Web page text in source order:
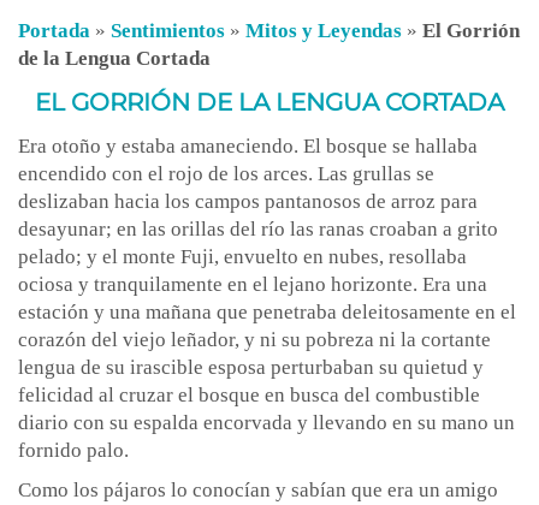
Portada » Sentimientos » Mitos y Leyendas » El Gorrión
de la Lengua Cortada
EL GORRIÓN DE LA LENGUA CORTADA
Era otoño y estaba amaneciendo. El bosque se hallaba
encendido con el rojo de los arces. Las grullas se
deslizaban hacia los campos pantanosos de arroz para
desayunar; en las orillas del río las ranas croaban a grito
pelado; y el monte Fuji, envuelto en nubes, resollaba
ociosa y tranquilamente en el lejano horizonte. Era una
estación y una mañana que penetraba deleitosamente en el
corazón del viejo leñador, y ni su pobreza ni la cortante
lengua de su irascible esposa perturbaban su quietud y
felicidad al cruzar el bosque en busca del combustible
diario con su espalda encorvada y llevando en su mano un
fornido palo.
Como los pájaros lo conocían y sabían que era un amigo